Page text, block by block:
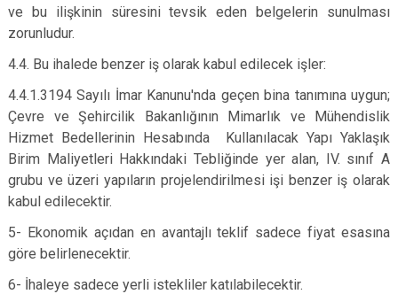
ve bu ilişkinin süresini tevsik eden belgelerin sunulması
zorunludur.
4.4. Bu ihalede benzer iş olarak kabul edilecek işler:
4.4.1.3194 Sayılı İmar Kanunu'nda geçen bina tanımına uygun;
Çevre ve Şehircilik Bakanlığının Mimarlık ve Mühendislik
Hizmet Bedellerinin Hesabında Kullanılacak Yapı Yaklaşık
Birim Maliyetleri Hakkındaki Tebliğinde yer alan, IV. sınıf A
grubu ve üzeri yapıların projelendirilmesi işi benzer iş olarak
kabul edilecektir.
5- Ekonomik açıdan en avantajlı teklif sadece fiyat esasına
göre belirlenecektir.
6- İhaleye sadece yerli istekliler katılabilecektir.